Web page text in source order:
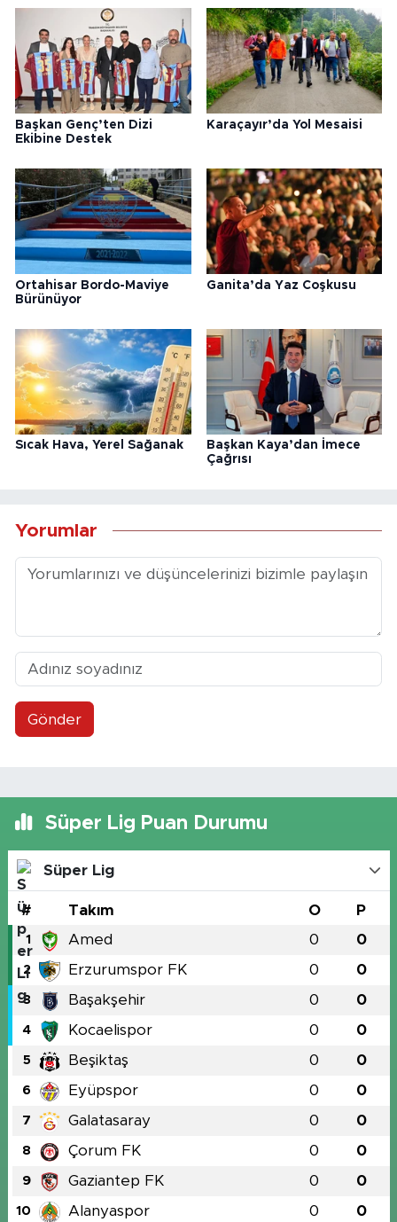
Başkan Genç’ten Dizi
Ekibine Destek
Karaçayır’da Yol Mesaisi
Ortahisar Bordo-Maviye
Bürünüyor
Ganita’da Yaz Coşkusu
Sıcak Hava, Yerel Sağanak
Başkan Kaya’dan İmece
Çağrısı
Yorumlar
Gönder
Süper Lig Puan Durumu
Süper Lig
# Takım O P
1 Amed 0 0
2 Erzurumspor FK 0 0
3 Başakşehir 0 0
4 Kocaelispor 0 0
5 Beşiktaş 0 0
6 Eyüpspor 0 0
7 Galatasaray 0 0
8 Çorum FK 0 0
9 Gaziantep FK 0 0
10 Alanyaspor 0 0